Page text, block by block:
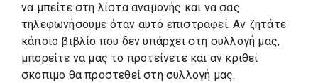
να μπείτε στη λίστα αναμονής και να σας
τηλεφωνήσουμε όταν αυτό επιστραφεί. Αν ζητάτε
κάποιο βιβλίο που δεν υπάρχει στη συλλογή μας,
μπορείτε να μας το προτείνετε και αν κριθεί
σκόπιμο θα προστεθεί στη συλλογή μας.